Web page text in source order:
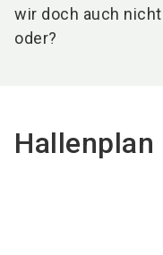
wir doch auch
oder?
Hallenplan